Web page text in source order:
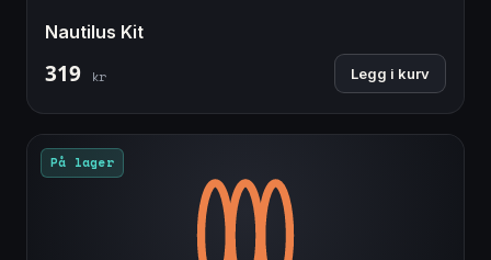
Nautilus Kit
319 kr Legg i kurv
På lager